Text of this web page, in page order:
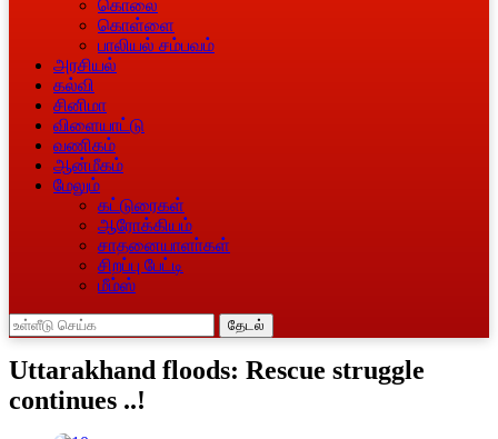
கொலை
கொள்ளை
பாலியல் சம்பவம்
அரசியல்
கல்வி
சினிமா
விளையாட்டு
வணிகம்
ஆன்மீகம்
மேலும்
கட்டுரைகள்
ஆரோக்கியம்
சாதனையாளா்கள்
சிறப்பு பேட்டி
மீம்ஸ்
தேடல்
Uttarakhand floods: Rescue struggle
continues ..!